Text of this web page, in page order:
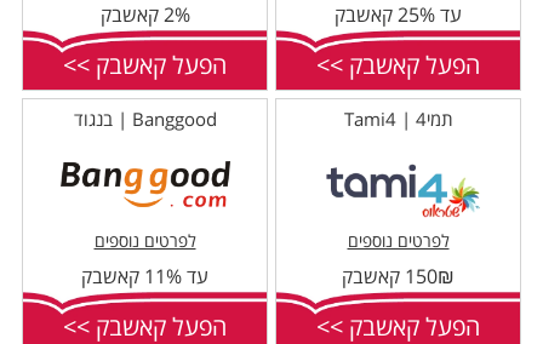
עד 25% קאשבק
הפעל קאשבק >>
2% קאשבק
הפעל קאשבק >>
תמי4 | Tami4
לפרטים נוספים
150₪ קאשבק
הפעל קאשבק >>
Banggood | בנגוד
לפרטים נוספים
עד 11% קאשבק
הפעל קאשבק >>